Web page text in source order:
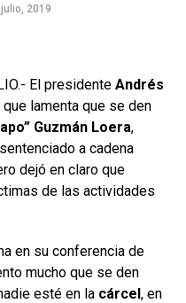
2019
El presidente Andrés
lamenta que se den
Guzmán Loera,
a cadena
dejó en claro que
de las actividades
en su conferencia de
mucho que se den
esté en la cárcel, en